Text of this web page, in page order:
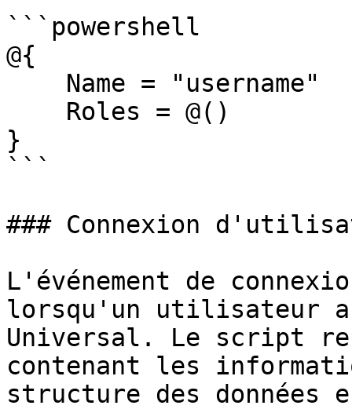
```powershell
@{
}
```
### Connexion
L'événement de
lorsqu'un utilisateur
Universal. Le script
contenant les
structure des données